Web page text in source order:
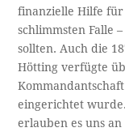
finanzielle Hilfe für
schlimmsten Falle
sollten. Auch die
Hötting verfügte
eingerichtet
erlauben es uns